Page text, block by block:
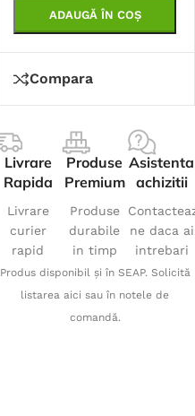
ADAUGĂ ÎN COȘ
Compara
Livrare
Rapida
Livrare
curier
rapid
Produse
Premium
Produse
durabile
in timp
Asistenta
achizitii
ne daca ai
intrebari
Produs disponibil și în SEAP. Solicită
listarea aici sau în notele de
comandă.